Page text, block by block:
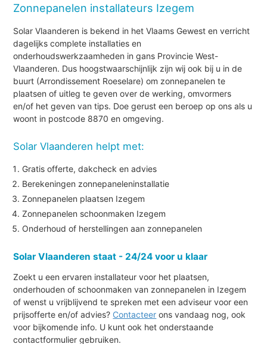
Zonnepanelen installateurs Izegem
Solar Vlaanderen is bekend in het Vlaams Gewest en verricht
dagelijks complete installaties en
onderhoudswerkzaamheden in gans Provincie West-
Vlaanderen. Dus hoogstwaarschijnlijk zijn wij ook bij u in de
buurt (Arrondissement Roeselare) om zonnepanelen te
plaatsen of uitleg te geven over de werking, omvormers
en/of het geven van tips. Doe gerust een beroep op ons als u
woont in postcode 8870 en omgeving.
Solar Vlaanderen helpt met:
Gratis offerte, dakcheck en advies
Berekeningen zonnepaneleninstallatie
Zonnepanelen plaatsen Izegem
Zonnepanelen schoonmaken Izegem
Onderhoud of herstellingen aan zonnepanelen
Solar Vlaanderen staat - 24/24 voor u klaar
Zoekt u een ervaren installateur voor het plaatsen,
onderhouden of schoonmaken van zonnepanelen in Izegem
of wenst u vrijblijvend te spreken met een adviseur voor een
prijsofferte en/of advies? Contacteer ons vandaag nog, ook
voor bijkomende info. U kunt ook het onderstaande
contactformulier gebruiken.